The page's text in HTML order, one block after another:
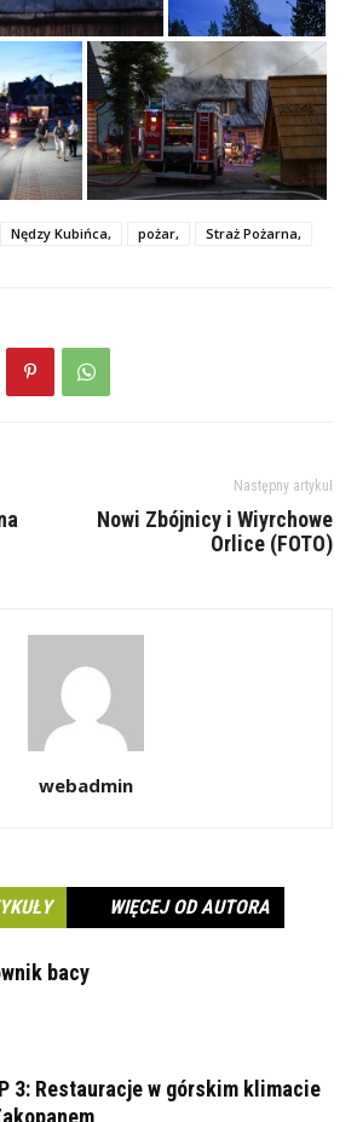
Nędzy Kubińca, pożar, Straż Pożarna,
Następny artykuł
Nowi Zbójnicy i Wiyrchowe
Orlice (FOTO)
webadmin
WIĘCEJ OD AUTORA
bacy
3: Restauracje w górskim klimacie